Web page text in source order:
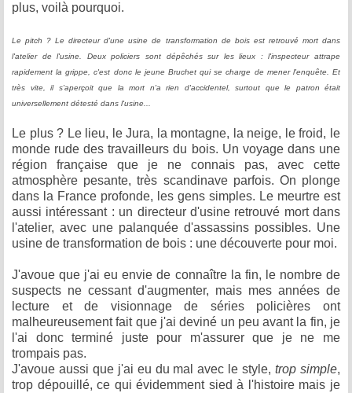
plus, voilà pourquoi.
Le pitch ? Le directeur d'une usine de transformation de bois est retrouvé mort dans
l'atelier de l'usine. Deux policiers sont dépêchés sur les lieux : l'inspecteur attrape
rapidement la grippe, c'est donc le jeune Bruchet qui se charge de mener l'enquête. Et
très vite, il s'aperçoit que la mort n'a rien d'accidentel, surtout que le patron était
universellement détesté dans l'usine...
Le plus ? Le lieu, le Jura, la montagne, la neige, le froid, le
monde rude des travailleurs du bois. Un voyage dans une
région française que je ne connais pas, avec cette
atmosphère pesante, très scandinave parfois. On plonge
dans la France profonde, les gens simples. Le meurtre est
aussi intéressant : un directeur d'usine retrouvé mort dans
l'atelier, avec une palanquée d'assassins possibles. Une
usine de transformation de bois : une découverte pour moi.
J'avoue que j'ai eu envie de connaître la fin, le nombre de
suspects ne cessant d'augmenter, mais mes années de
lecture et de visionnage de séries policières ont
malheureusement fait que j'ai deviné un peu avant la fin, je
l'ai donc terminé juste pour m'assurer que je ne me
trompais pas.
J'avoue aussi que j'ai eu du mal avec le style, trop simple,
trop dépouillé, ce qui évidemment sied à l'histoire mais je